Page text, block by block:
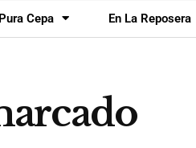
Cepa En La Reposera